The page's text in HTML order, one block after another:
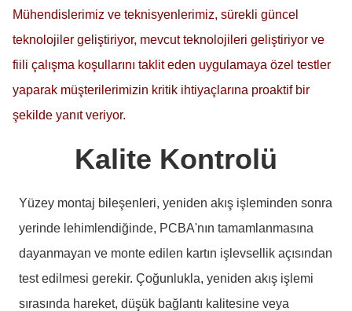
Mühendislerimiz ve teknisyenlerimiz, sürekli güncel
teknolojiler geliştiriyor, mevcut teknolojileri geliştiriyor ve
fiili çalışma koşullarını taklit eden uygulamaya özel testler
yaparak müşterilerimizin kritik ihtiyaçlarına proaktif bir
şekilde yanıt veriyor.
Kalite Kontrolü
Yüzey montaj bileşenleri, yeniden akış işleminden sonra
yerinde lehimlendiğinde, PCBA'nın tamamlanmasına
dayanmayan ve monte edilen kartın işlevsellik açısından
test edilmesi gerekir. Çoğunlukla, yeniden akış işlemi
sırasında hareket, düşük bağlantı kalitesine veya